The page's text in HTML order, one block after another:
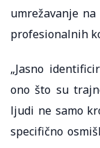
umrežavanje
profesionalnih
„Jasno
ono što su
ljudi ne samo
specifično